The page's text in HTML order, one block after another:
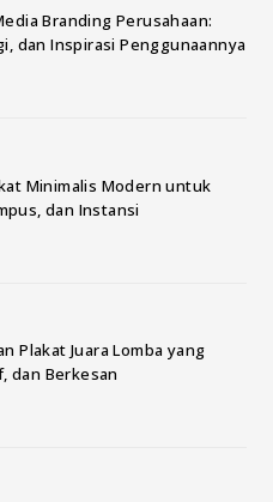
Branding Perusahaan:
dan Inspirasi Penggunaannya
Minimalis Modern untuk
dan Instansi
Plakat Juara Lomba yang
dan Berkesan